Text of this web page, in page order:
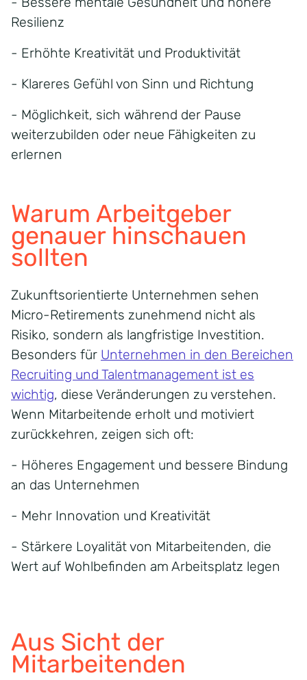
Resilienz
- Erhöhte Kreativität und Produktivität
- Klareres Gefühl von Sinn und Richtung
- Möglichkeit, sich während der Pause
weiterzubilden oder neue Fähigkeiten zu
erlernen
Warum Arbeitgeber
genauer hinschauen
sollten
Zukunftsorientierte Unternehmen sehen
Micro-Retirements zunehmend nicht als
Risiko, sondern als langfristige Investition.
Besonders für Unternehmen in den Bereichen
Recruiting und Talentmanagement ist es
wichtig, diese Veränderungen zu verstehen.
Wenn Mitarbeitende erholt und motiviert
zurückkehren, zeigen sich oft:
- Höheres Engagement und bessere Bindung
an das Unternehmen
- Mehr Innovation und Kreativität
- Stärkere Loyalität von Mitarbeitenden, die
Wert auf Wohlbefinden am Arbeitsplatz legen
Aus Sicht der
Mitarbeitenden